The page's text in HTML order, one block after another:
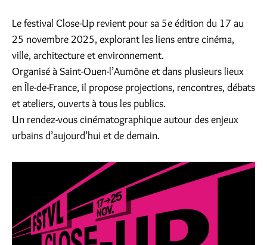
Le festival Close-Up revient pour sa 5e édition du 17 au
25 novembre 2025, explorant les liens entre cinéma,
ville, architecture et environnement.
Organisé à Saint-Ouen-l’Aumône et dans plusieurs lieux
en Île-de-France, il propose projections, rencontres, débats
et ateliers, ouverts à tous les publics.
Un rendez-vous cinématographique autour des enjeux
urbains d’aujourd’hui et de demain.